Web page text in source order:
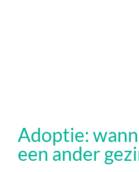
Adoptie:
een ander